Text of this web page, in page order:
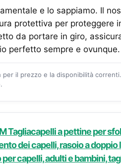
e lo sappiamo. Il
protettiva per proteggere
da portare in giro,
perfetto sempre e ovunque.
il prezzo e la disponibilità
Tagliacapelli a pettine per
dei capelli, rasoio a doppio
capelli, adulti e bambini,